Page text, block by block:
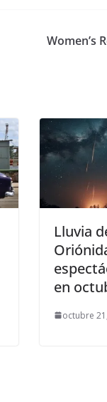
Women’s
Lluvia
en
octubre